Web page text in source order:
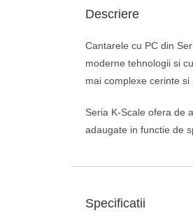
Descriere
Cantarele cu PC din
moderne tehnologii si
mai complexe cerinte
Seria K-Scale ofera de
adaugate in functie de
Specificatii